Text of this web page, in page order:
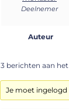
Deelnemer
Auteur
3 berichten aan
Je moet